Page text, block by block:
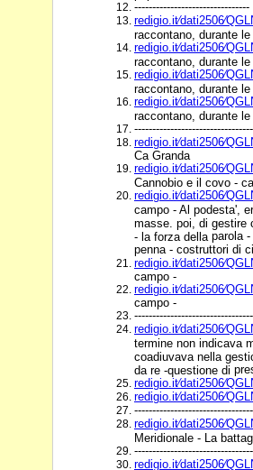
--------------------------------
raccontano, durante
raccontano, durante
raccontano, durante
raccontano, durante
---------------------------------
Ca Granda
Cannobio e il covo -
campo - Al podesta',
masse. poi, di gestire
- la forza della parola
penna - costruttori di
campo -
campo -
termine non indicava
coadiuvava nella
da re -questione di
Meridionale - La